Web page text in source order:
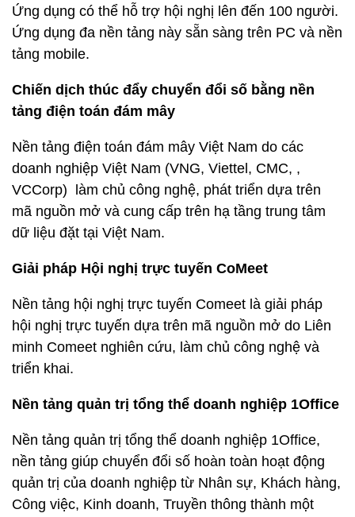
Ứng dụng có thể hỗ trợ hội nghị lên đến 100 người.
Ứng dụng đa nền tảng này sẵn sàng trên PC và nền
tảng mobile.
Chiến dịch thúc đẩy chuyển đổi số bằng nền
tảng điện toán đám mây
Nền tảng điện toán đám mây Việt Nam do các
doanh nghiệp Việt Nam (VNG, Viettel, CMC, ,
VCCorp) làm chủ công nghệ, phát triển dựa trên
mã nguồn mở và cung cấp trên hạ tầng trung tâm
dữ liệu đặt tại Việt Nam.
Giải pháp Hội nghị trực tuyến CoMeet
Nền tảng hội nghị trực tuyến Comeet là giải pháp
hội nghị trực tuyến dựa trên mã nguồn mở do Liên
minh Comeet nghiên cứu, làm chủ công nghệ và
triển khai.
Nền tảng quản trị tổng thể doanh nghiệp 1Office
Nền tảng quản trị tổng thể doanh nghiệp 1Office,
nền tảng giúp chuyển đổi số hoàn toàn hoạt động
quản trị của doanh nghiệp từ Nhân sự, Khách hàng,
Công việc, Kinh doanh, Truyền thông thành một